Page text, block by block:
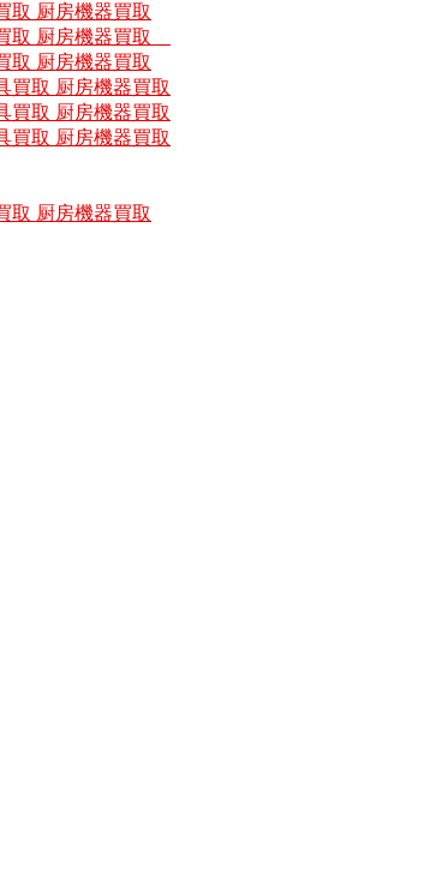
取 厨房機器買取
取 厨房機器買取
取 厨房機器買取
買取 厨房機器買取
買取 厨房機器買取
買取 厨房機器買取
取 厨房機器買取